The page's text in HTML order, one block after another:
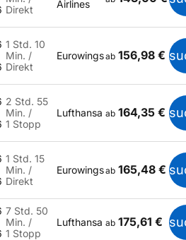
Direkt
Airlines
1 Std. 10
Min. /
Direkt
Eurowingsab 156,98 €
2 Std. 55
Min. /
1 Stopp
Lufthansa ab 164,35 €
1 Std. 15
Min. /
Direkt
Eurowingsab 165,48 €
7 Std. 50
Min. /
1 Stopp
Lufthansa ab 175,61 €